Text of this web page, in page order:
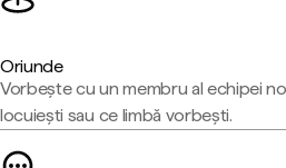
Oriunde
Vorbește cu un membru al echipei
locuiești sau ce limbă vorbești.